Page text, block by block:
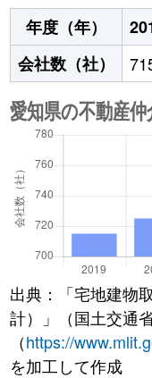
年度（年）
会社数（社）
出典：「宅地建
計）」（国土交通省
（https://
を加工して作成